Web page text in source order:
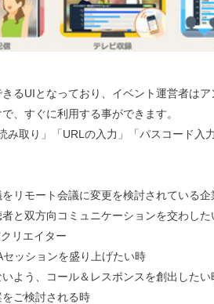
るUIとなっており、イベント運営者は
、すぐに利用する事ができます。
み取り」「URLの入力」「パスコード
リモート会議に変更を検討されている企
と双方向コミュニケーションを交わした
リエイター
セッションを盛り上げたい時
よう、コール＆レスポンスを創出したい
をご検討される時